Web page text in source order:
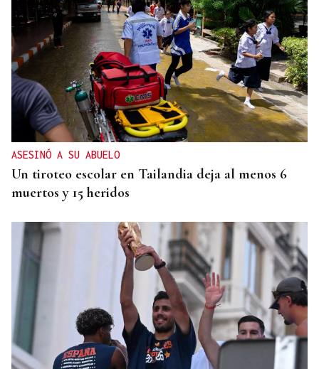
ASESINÓ A SU ABUELO
Un tiroteo escolar en Tailandia deja al menos 6
muertos y 15 heridos